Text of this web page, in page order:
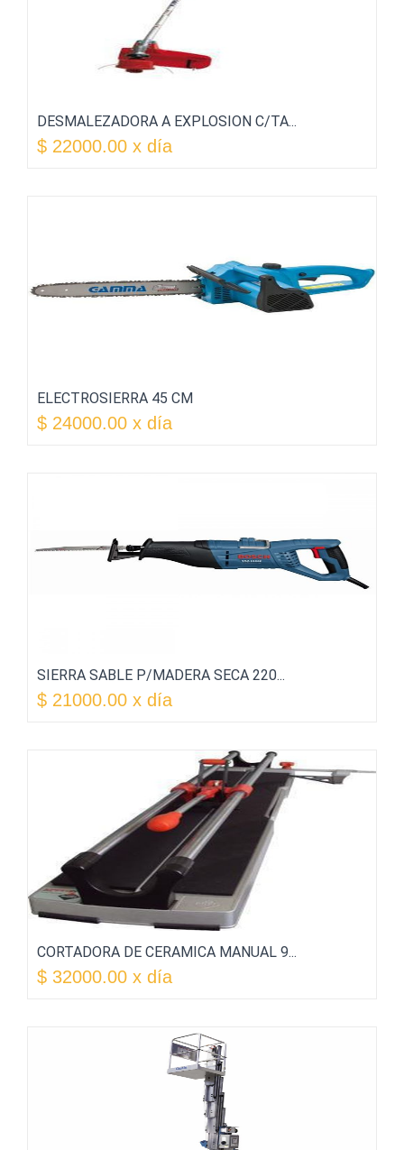
DESMALEZADORA A EXPLOSION C/TA...
$ 22000.00 x día
ELECTROSIERRA 45 CM
$ 24000.00 x día
SIERRA SABLE P/MADERA SECA 220...
$ 21000.00 x día
CORTADORA DE CERAMICA MANUAL 9...
$ 32000.00 x día